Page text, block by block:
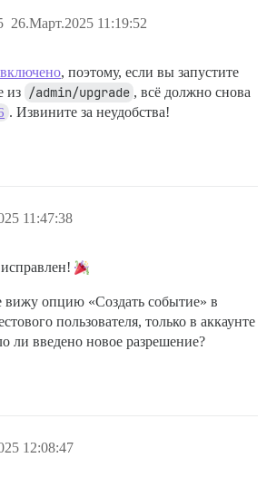
26.Март.2025 11:19:52
, поэтому, если вы запустите
из /admin/upgrade , всё должно снова
. Извините за неудобства!
11:47:38
опцию «Создать событие» в
пользователя, только в аккаунте
ли введено новое разрешение?
12:08:47